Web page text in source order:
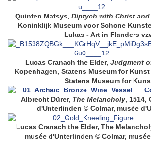
Quinten Matsys, Diptych with Christ and
Koninklijk Museum voor Schone
Lukas - Art in Flanders
Lucas Cranach the Elder, Judgment
Kopenhagen, Statens Museum for
Statens Museum for
Albrecht Dürer, The Melancholy, 1514,
d'Unterlinden © Colmar, musée
Lucas Cranach the Elder, The
musée d'Unterlinden © Colmar,